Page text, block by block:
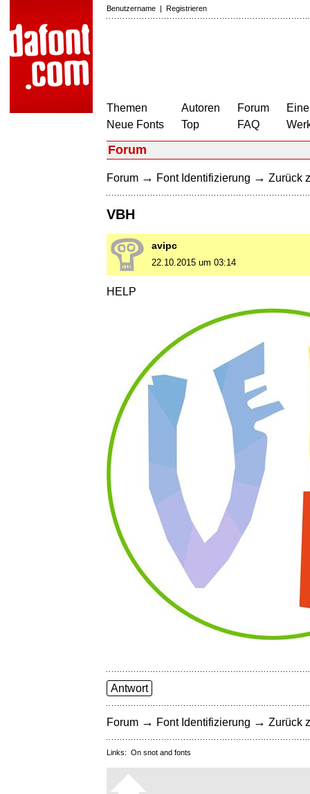
Benutzername | Registrieren
Themen
Neue Fonts
Autoren
Top
Forum
FAQ
Forum
Forum → Font Identifizierung → Zurück
VBH
avipc
22.10.2015 um 03:14
HELP
Antwort
Forum → Font Identifizierung → Zurück
Links: On snot and fonts